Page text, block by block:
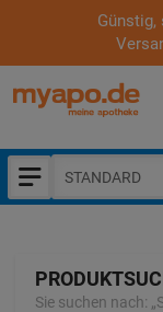
Günstig,
Sie suchen nach: „